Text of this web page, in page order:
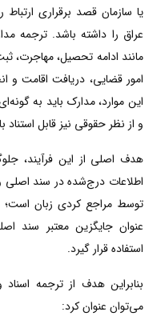
یا سازمان قصد برقراری
عراق را داشته باشد. ترجمه
مانند ادامه تحصیل، مهاجرت،
امور قضایی، دریافت اقامت و
این موارد، مدارک باید به
و از نظر حقوقی نیز قابل استناد
هدف اصلی از این فرآیند،
اطلاعات درج‌شده در سند
توسط مراجع کردی زبان است؛
عنوان جایگزین معتبر سند
استفاده قرار گیرد.
بنابراین هدف از ترجمه
می‌توان عنوان کرد: